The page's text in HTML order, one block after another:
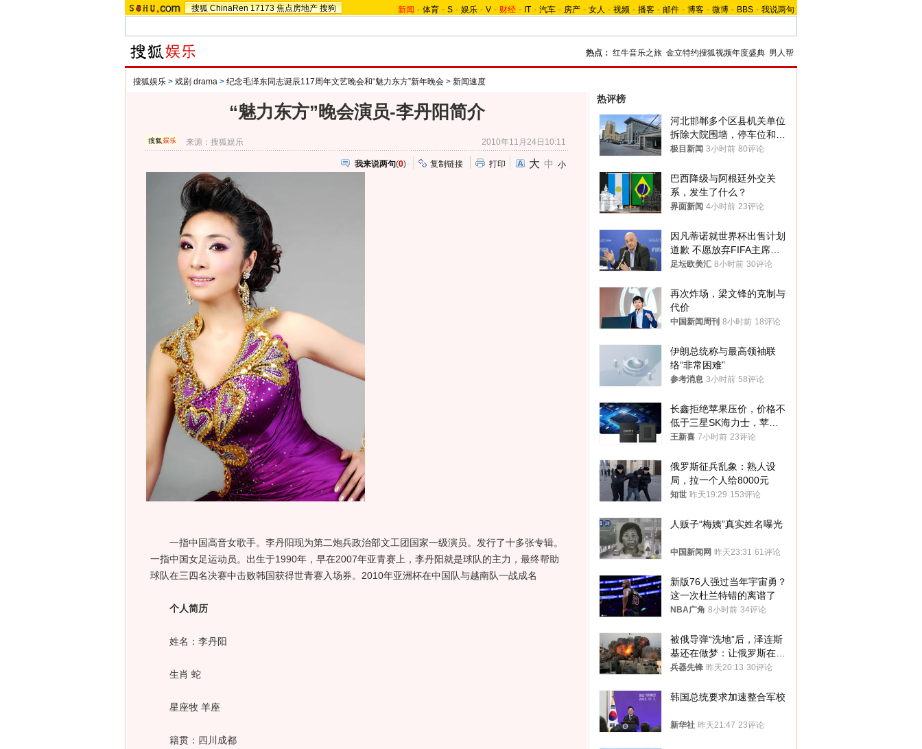
搜狐 ChinaRen 17173 焦点房地产 搜狗 新闻 - 体育 - S - 娱乐 - V - 财经 - IT - 汽车 - 房产 - 女人 - 视频 - 播客 - 邮件 - 博客 - 微博 - BBS - 我说两句
热点： 红牛音乐之旅 金立特约搜狐视频年度盛典 男人帮
搜狐娱乐 > 戏剧 drama > 纪念毛泽东同志诞辰117周年文艺晚会和“魅力东方”新年晚会 > 新闻速度
“魅力东方”晚会演员-李丹阳简介
来源：搜狐娱乐 2010年11月24日10:11
我来说两句(0) 复制链接 打印 大 中 小
一指中国高音女歌手。李丹阳现为第二炮兵政治部文工团国家一级演员。发行了十多张专辑。
一指中国女足运动员。出生于1990年，早在2007年亚青赛上，李丹阳就是球队的主力，最终帮助
球队在三四名决赛中击败韩国获得世青赛入场券。2010年亚洲杯在中国队与越南队一战成名
个人简历
姓名：李丹阳
生肖 蛇
星座牧 羊座
籍贯：四川成都
热评榜
河北邯郸多个区县机关单位
拆除大院围墙，停车位和厕
所免费开放，当地多部门回
极目新闻 3小时前 80评论
巴西降级与阿根廷外交关
系，发生了什么？
界面新闻 4小时前 23评论
因凡蒂诺就世界杯出售计划
道歉 不愿放弃FIFA主席职
位
足坛欧美汇 8小时前 30评论
再次炸场，梁文锋的克制与
代价
中国新闻周刊 8小时前 18评论
伊朗总统称与最高领袖联
络“非常困难”
参考消息 3小时前 58评论
长鑫拒绝苹果压价，价格不
低于三星SK海力士，苹果
失去了议价权
王新喜 7小时前 23评论
俄罗斯征兵乱象：熟人设
局，拉一个人给8000元
知世 昨天19:29 153评论
人贩子“梅姨”真实姓名曝光
中国新闻网 昨天23:31 61评论
新版76人强过当年宇宙勇？
这一次杜兰特错的离谱了
NBA广角 8小时前 34评论
被俄导弹“洗地”后，泽连斯
基还在做梦：让俄罗斯在冬
季前求和？
兵器先锋 昨天20:13 30评论
韩国总统要求加速整合军校
新华社 昨天21:47 23评论